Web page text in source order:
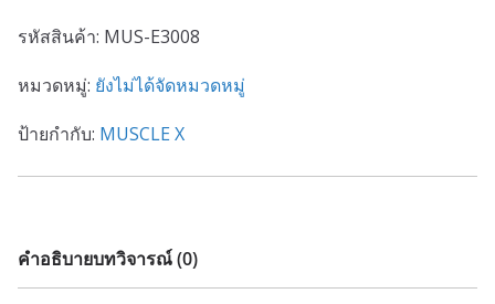
รหัสสินค้า: MUS-E3008
หมวดหมู่: ยังไม่ได้จัดหมวดหมู่
ป้ายกำกับ: MUSCLE X
คำอธิบายบทวิจารณ์ (0)